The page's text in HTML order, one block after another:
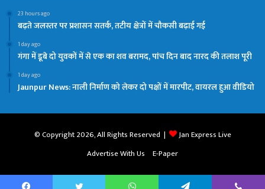
23 hours ago
बढ़ते जलस्तर पर प्रशासन सतर्क, तटीय क्षेत्रों में चौकसी बढ़ाई गई
1 day ago
गंगा में डूबे दो युवकों में से एक का शव बरामद, पांच दिन बाद नारद की तलाश पूरी
1 day ago
Jaunpur News: नाली निर्माण को लेकर दो पक्षों में मारपीट, वायरल हुआ वीडियो
© Copyright 2026, All Rights Reserved |
Jan Express Live
Advertise With Us
E-Paper